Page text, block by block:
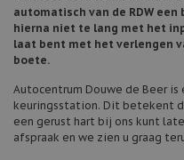
automatisch van de RDW
hierna niet te lang met het
laat bent met het verlengen
boete.
Autocentrum Douwe de Beer
keuringsstation. Dit betekent
een gerust hart bij ons kunt
afspraak en we zien u graag